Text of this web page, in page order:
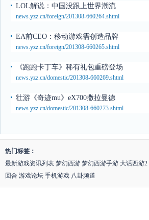
LOL解说：中国没跟上世界潮流
news.yzz.cn/foreign/201308-660264.shtml
EA前CEO：移动游戏需创造品牌
news.yzz.cn/foreign/201308-660265.shtml
《跑跑卡丁车》稀有礼包重磅登场
news.yzz.cn/domestic/201308-660269.shtml
壮游《奇迹mu》eX700撒拉曼德
news.yzz.cn/domestic/201308-660273.shtml
热门标签：
最新游戏资讯列表 梦幻西游 梦幻西游手游 大话西游2
回合 游戏论坛 手机游戏 八卦频道